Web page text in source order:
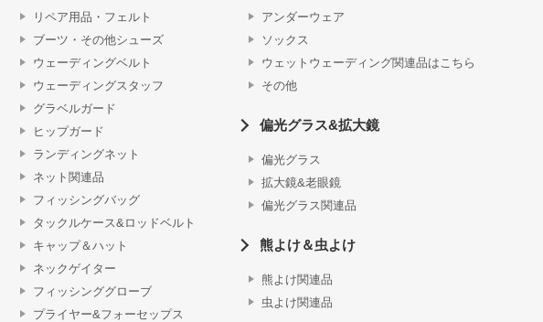
リペア用品・フェルト
ブーツ・その他シューズ
ウェーディングベルト
ウェーディングスタッフ
グラベルガード
ヒップガード
ランディングネット
ネット関連品
フィッシングバッグ
タックルケース&ロッドベルト
キャップ＆ハット
ネックゲイター
フィッシンググローブ
プライヤー&フォーセップス
アンダーウェア
ソックス
ウェットウェーディング関連品はこちら
その他
偏光グラス&拡大鏡
偏光グラス
拡大鏡&老眼鏡
偏光グラス関連品
熊よけ＆虫よけ
熊よけ関連品
虫よけ関連品